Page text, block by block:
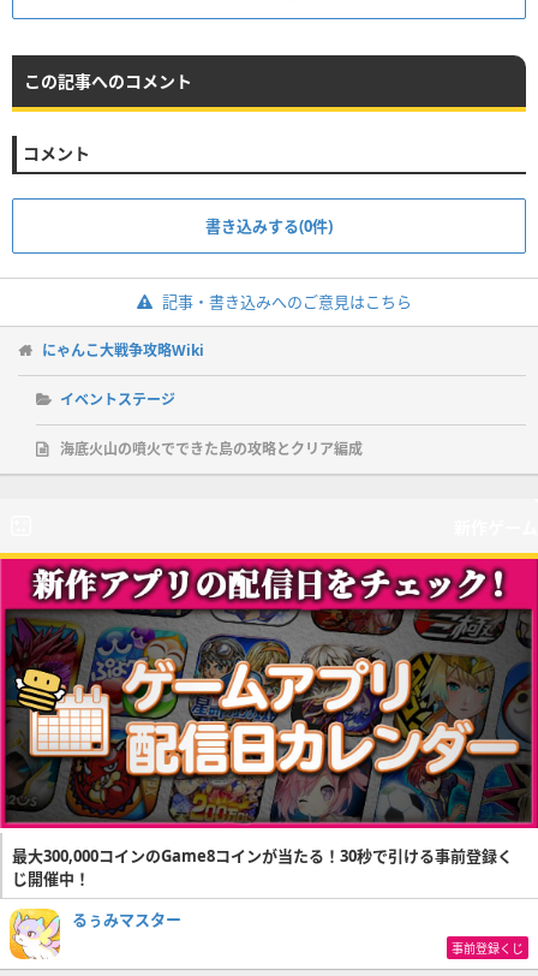
この記事へのコメント
コメント
書き込みする(0件)
記事・書き込みへのご意見はこちら
にゃんこ大戦争攻略Wiki
イベントステージ
海底火山の噴火でできた島の攻略とクリア編成
最大300,000コインのGame8コインが当たる！30秒で引ける事前登録く
じ開催中！
るぅみマスター
事前登録くじ